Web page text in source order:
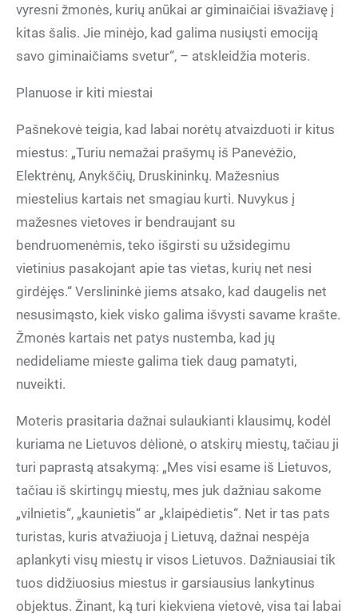
vyresni žmonės, kurių anūkai ar giminaičiai išvažiavę į
kitas šalis. Jie minėjo, kad galima nusiųsti emociją
savo giminaičiams svetur“, – atskleidžia moteris.
Planuose ir kiti miestai
Pašnekovė teigia, kad labai norėtų atvaizduoti ir kitus
miestus: „Turiu nemažai prašymų iš Panevėžio,
Elektrėnų, Anykščių, Druskininkų. Mažesnius
miestelius kartais net smagiau kurti. Nuvykus į
mažesnes vietoves ir bendraujant su
bendruomenėmis, teko išgirsti su užsidegimu
vietinius pasakojant apie tas vietas, kurių net nesi
girdėjęs.“ Verslininkė jiems atsako, kad daugelis net
nesusimąsto, kiek visko galima išvysti savame krašte.
Žmonės kartais net patys nustemba, kad jų
nedideliame mieste galima tiek daug pamatyti,
nuveikti.
Moteris prasitaria dažnai sulaukianti klausimų, kodėl
kuriama ne Lietuvos dėlionė, o atskirų miestų, tačiau ji
turi paprastą atsakymą: „Mes visi esame iš Lietuvos,
tačiau iš skirtingų miestų, mes juk dažniau sakome
„vilnietis“, „kaunietis“ ar „klaipėdietis“. Net ir tas pats
turistas, kuris atvažiuoja į Lietuvą, dažnai nespėja
aplankyti visų miestų ir visos Lietuvos. Dažniausiai tik
tuos didžiuosius miestus ir garsiausius lankytinus
objektus. Žinant, ką turi kiekviena vietovė, visa tai labai